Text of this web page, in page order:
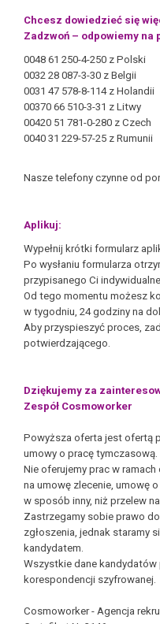
Chcesz dowiedzieć się
Zadzwoń – odpowiemy na
0048 61 250-4-250 z Polski
0032 28 087-3-30 z Belgii
0031 47 578-8-114 z Holandii
00370 66 510-3-31 z Litwy
00420 51 781-0-280 z Czech
0040 31 229-57-25 z Rumunii
Nasze telefony czynne od
Aplikuj:
Wypełnij krótki formularz
Po wysłaniu formularza
przypisanego Ci
Od tego momentu możesz
w tygodniu, 24 godziny na
Aby przyspieszyć proces,
potwierdzającego.
Dziękujemy za
Zespół Cosmoworker
Powyższa oferta jest ofertą
umowy o pracę tymczasową.
Nie oferujemy prac w
na umowę zlecenie, umowę
w sposób inny, niż przelew
Zastrzegamy sobie prawo
zgłoszenia, jednak staramy
kandydatem.
Wszystkie dane
korespondencji szyfrowanej.
Cosmoworker - Agencja